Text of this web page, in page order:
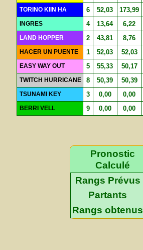
TORINO KIIN HA 6 52,03 173,99
INGRES 4 13,64 6,22
LAND HOPPER 2 43,81 8,76
HACER UN PUENTE 1 52,03 52,03
EASY WAY OUT 5 55,33 50,17
TWITCH HURRICANE 8 50,39 50,39
TSUNAMI KEY 3 0,00 0,00
BERRI VELL 9 0,00 0,00
Pronostic
Calculé
Rangs Prévus
Partants
Rangs obtenus